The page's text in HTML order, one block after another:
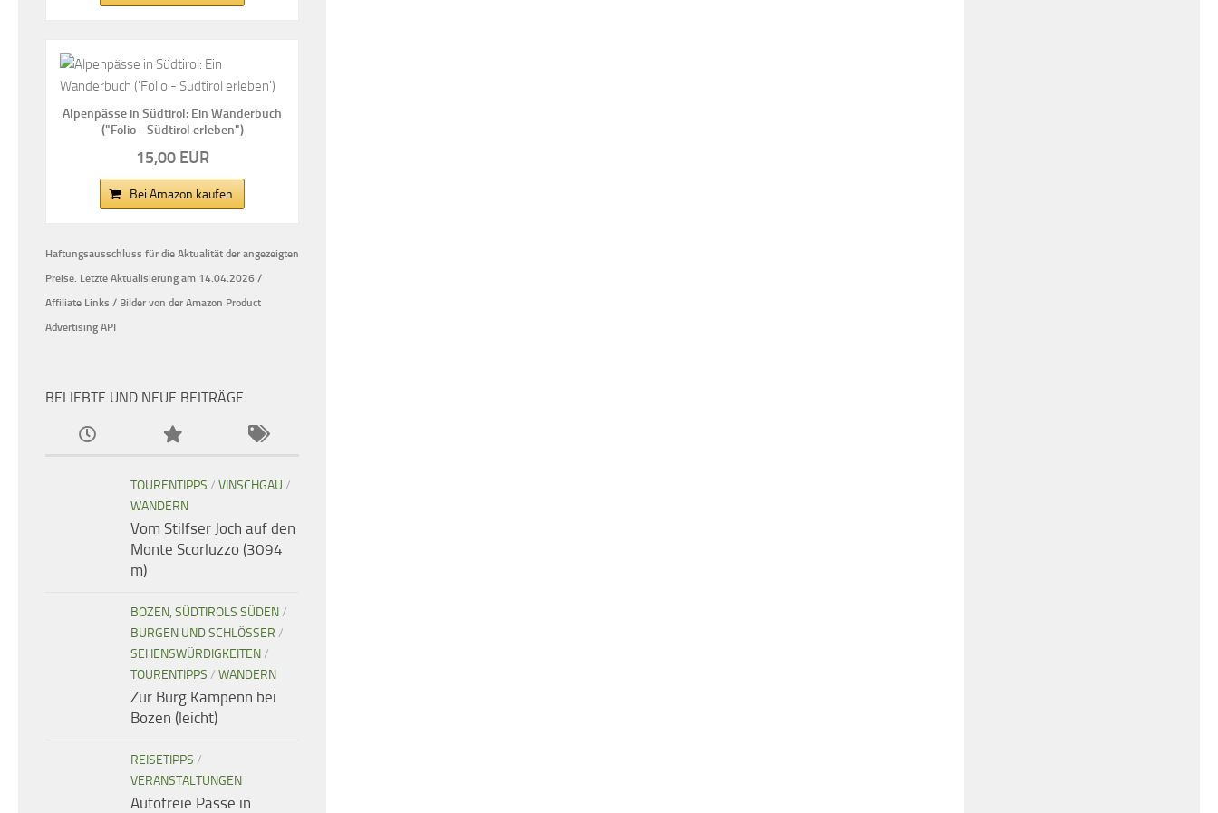
Alpenpässe in Südtirol: Ein Wanderbuch
("Folio - Südtirol erleben")
15,00 EUR
Bei Amazon kaufen
Haftungsausschluss für die Aktualität der angezeigten
Preise. Letzte Aktualisierung am 14.04.2026 /
Affiliate Links / Bilder von der Amazon Product
Advertising API
BELIEBTE UND NEUE BEITRÄGE
TOURENTIPPS / VINSCHGAU /
WANDERN
Vom Stilfser Joch auf den
Monte Scorluzzo (3094
m)
BOZEN, SÜDTIROLS SÜDEN/
BURGEN UND SCHLÖSSER /
SEHENSWÜRDIGKEITEN/
TOURENTIPPS / WANDERN
Zur Burg Kampenn bei
Bozen (leicht)
REISETIPPS /
VERANSTALTUNGEN
Autofreie Pässe in